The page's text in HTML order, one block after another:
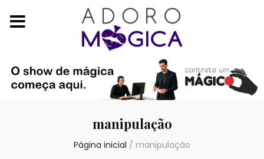
manipulação
Página inicial / manipulação